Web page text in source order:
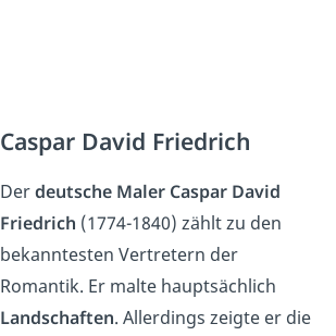
Caspar David Friedrich
Derdeutsche Maler Caspar David
Friedrich (1774-1840) zählt zu den
bekanntesten Vertretern der
Romantik. Er malte hauptsächlich
Landschaften. Allerdings zeigte er die